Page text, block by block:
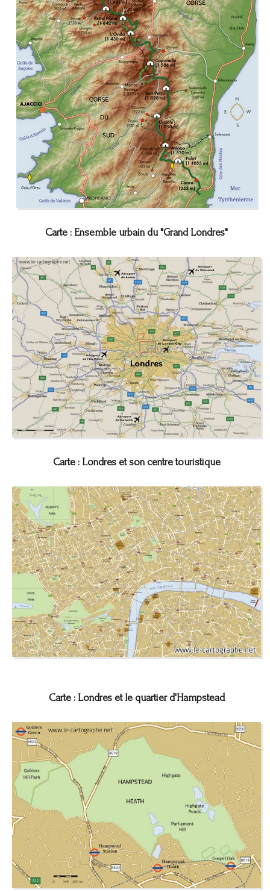
Carte : Ensemble urbain du "Grand Londres"
Carte : Londres et son centre touristique
Carte : Londres et le quartier d'Hampstead